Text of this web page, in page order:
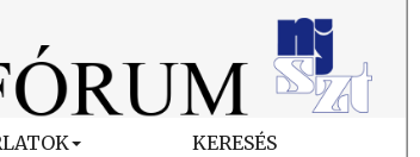
KERESÉS